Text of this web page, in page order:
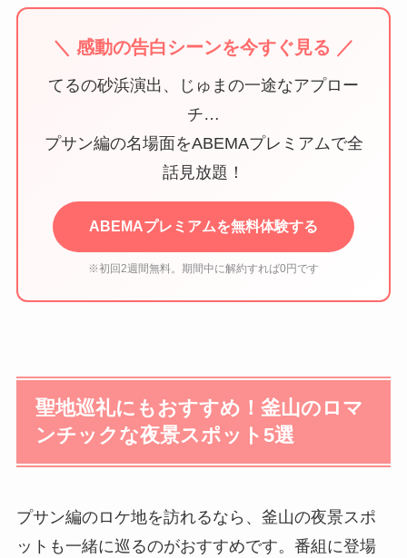
＼ 感動の告白シーンを今すぐ見る ／
てるの砂浜演出、じゅまの一途なアプロー
チ…
プサン編の名場面をABEMAプレミアムで全
話見放題！
ABEMAプレミアムを無料体験する
※初回2週間無料。期間中に解約すれば0円です
聖地巡礼にもおすすめ！釜山のロマ
ンチックな夜景スポット5選
プサン編のロケ地を訪れるなら、釜山の夜景スポ
ットも一緒に巡るのがおすすめです。番組に登場